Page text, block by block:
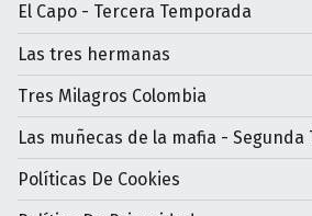
El Capo - Tercera Temporada
Las tres hermanas
Tres Milagros Colombia
Las muñecas de la mafia - Segunda
Políticas De Cookies